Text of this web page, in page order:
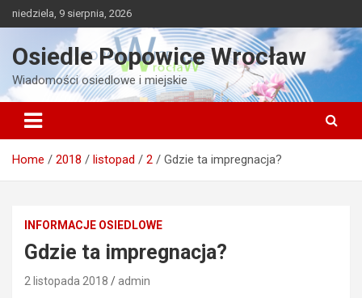
Skip
to
niedziela, 9 sierpnia, 2026
Osiedle Popowice Wrocław
Wiadomości osiedlowe i miejskie
Home 2018 listopad 2 Gdzie ta impregnacja?
INFORMACJE OSIEDLOWE
Gdzie ta impregnacja?
2 listopada 2018 admin